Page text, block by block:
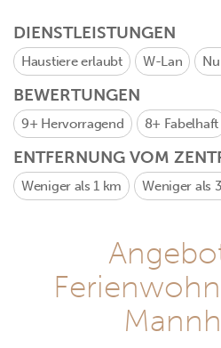
DIENSTLEISTUNGEN
Haustiere erlaubt W-Lan
BEWERTUNGEN
9+ Hervorragend 8+ Fabelhaft
ENTFERNUNG VOM
Weniger als 1 km Weniger als